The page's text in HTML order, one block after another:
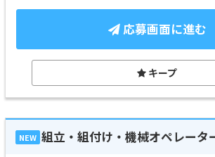
応募画面に進む
キープ
NEW 組立・組付け・機械オペレータ